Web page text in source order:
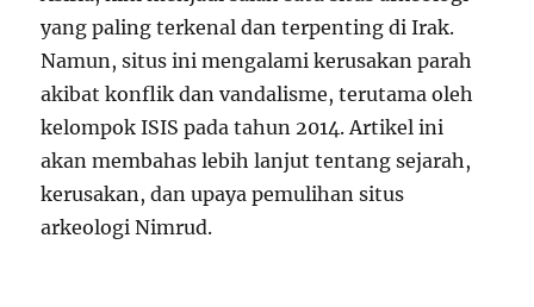
yang paling terkenal dan terpenting di Irak.
Namun, situs ini mengalami kerusakan parah
akibat konflik dan vandalisme, terutama oleh
kelompok ISIS pada tahun 2014. Artikel ini
akan membahas lebih lanjut tentang sejarah,
kerusakan, dan upaya pemulihan situs
arkeologi Nimrud.